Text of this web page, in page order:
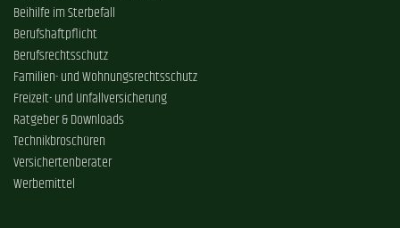
Beihilfe im Sterbefall
Berufshaftpflicht
Berufsrechtsschutz
Familien- und Wohnungsrechtsschutz
Freizeit- und Unfallversicherung
Ratgeber & Downloads
Technikbroschüren
Versichertenberater
Werbemittel